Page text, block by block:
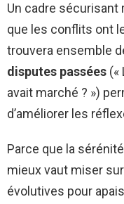
Un cadre sécurisant
que les conflits ont
trouvera ensemble
disputes passées («
avait marché ? »)
d’améliorer les
Parce que la
mieux vaut miser
évolutives pour